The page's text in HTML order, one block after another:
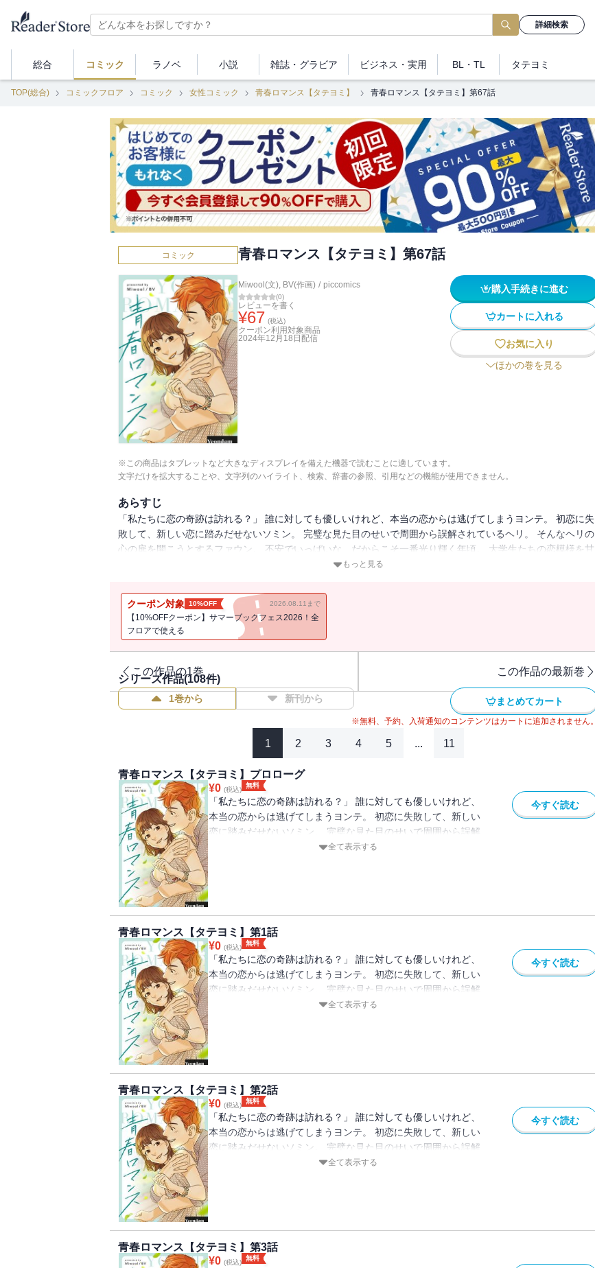
詳細検索
総合 コミック ラノベ 小説 雑誌・ グラビア ビジネス ・実用 BL・TL タテヨミ
TOP(総合) コミックフロア コミック 女性コミック 青春ロマンス【タテヨミ】 青春ロマンス【タテヨミ】第67話
コミック 青春ロマンス【タテヨミ】第67話
Miwool(文), BV(作画) / piccomics
(0)
レビューを書く
¥67 (税込)
クーポン利用対象商品
2024年12月18日 配信
購入手続きに進む
カートに入れる
お気に入り
ほかの巻を見る
※この商品はタブレットなど大きなディスプレイを備えた機器で読むことに適しています。
文字だけを拡大することや、文字列のハイライト、検索、辞書の参照、引用などの機能が使用できません。
あらすじ
「私たちに恋の奇跡は訪れる？」 誰に対しても優しいけれど、本当の恋からは逃げてしまうヨンテ。 初恋に失
敗して、新しい恋に踏みだせないソミン。 完璧な見た目のせいで周囲から誤解されているヘリ。 そんなヘリの
心の扉を開こうとするファウン。 不安でいっぱいな、だからこそ一番光り輝く年頃。 大学生たちの恋模様を甘
もっと見る
クーポン対象 10%OFF 2026.08.11まで
【10%OFFクーポン】サマーブックフェス2026！全
フロアで使える
この作品の1巻 この作品の最新巻
シリーズ作品(108件)
1巻から 新刊から まとめてカート
※無料、予約、入荷通知のコンテンツはカートに追加されません。
1 2 3 4 5 ... 11
青春ロマンス【タテヨミ】プロローグ
¥0 (税込)
無料
「私たちに恋の奇跡は訪れる？」 誰に対しても優しいけれど、
本当の恋からは逃げてしまうヨンテ。 初恋に失敗して、新しい
恋に踏みだせないソミン。 完璧な見た目のせいで周囲から誤解
されているヘリ。 そんなヘリの心の扉を開こうとするファウ
全て表示する
今すぐ読む
青春ロマンス【タテヨミ】第1話
¥0 (税込)
無料
「私たちに恋の奇跡は訪れる？」 誰に対しても優しいけれど、
本当の恋からは逃げてしまうヨンテ。 初恋に失敗して、新しい
恋に踏みだせないソミン。 完璧な見た目のせいで周囲から誤解
されているヘリ。 そんなヘリの心の扉を開こうとするファウ
全て表示する
今すぐ読む
青春ロマンス【タテヨミ】第2話
¥0 (税込)
無料
「私たちに恋の奇跡は訪れる？」 誰に対しても優しいけれど、
本当の恋からは逃げてしまうヨンテ。 初恋に失敗して、新しい
恋に踏みだせないソミン。 完璧な見た目のせいで周囲から誤解
されているヘリ。 そんなヘリの心の扉を開こうとするファウ
全て表示する
今すぐ読む
青春ロマンス【タテヨミ】第3話
¥0 (税込)
無料